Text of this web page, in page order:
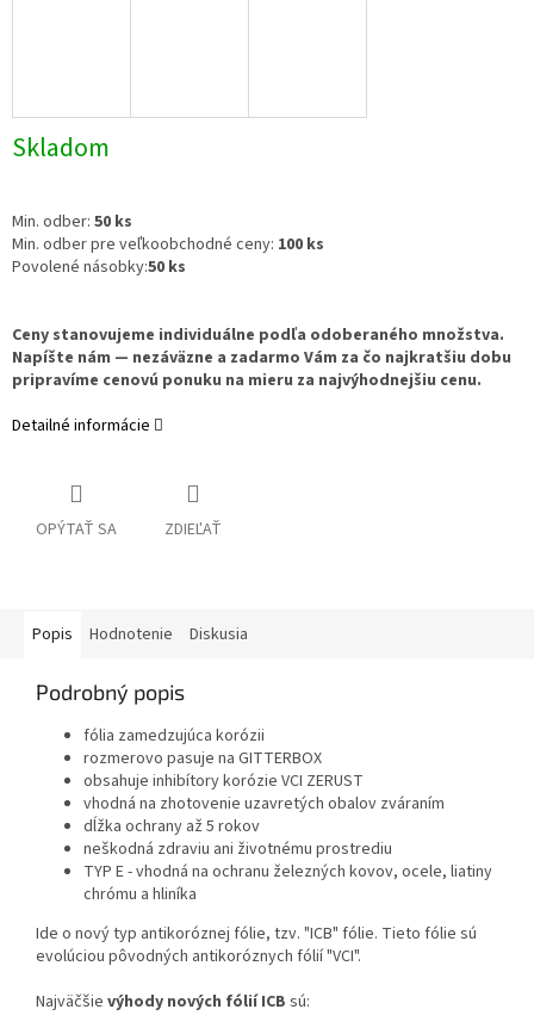
Skladom
Min. odber: 50 ks
Min. odber pre veľkoobchodné ceny: 100 ks
Povolené násobky:50 ks
Ceny stanovujeme individuálne podľa odoberaného množstva.
Napíšte nám — nezáväzne a zadarmo Vám za čo najkratšiu dobu
pripravíme cenovú ponuku na mieru za najvýhodnejšiu cenu.
Detailné informácie
OPÝTAŤ SA ZDIEĽAŤ
Popis Hodnotenie Diskusia
Podrobný popis
fólia zamedzujúca korózii
rozmerovo pasuje na GITTERBOX
obsahuje inhibítory korózie VCI ZERUST
vhodná na zhotovenie uzavretých obalov zváraním
dĺžka ochrany až 5 rokov
neškodná zdraviu ani životnému prostrediu
TYP E - vhodná na ochranu železných kovov, ocele, liatiny
chrómu a hliníka
Ide o nový typ antikoróznej fólie, tzv. "ICB" fólie. Tieto fólie sú
evolúciou pôvodných antikoróznych fólií "VCI".
Najväčšie výhody nových fólií ICB sú: